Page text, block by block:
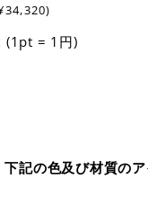
(1pt = 1円)
記の色及び材質の